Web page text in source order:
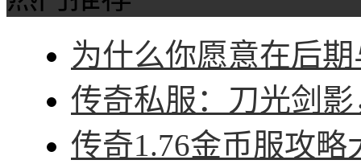
为什么你愿意在后
传奇私服：刀光剑
传奇1.76金币服攻